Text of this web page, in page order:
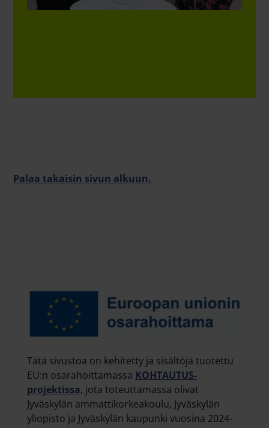
Palaa takaisin sivun alkuun.
Tätä sivustoa on kehitetty ja sisältöjä tuotettu
EU:n osarahoittamassa KOHTAUTUS-
projektissa, jota toteuttamassa olivat
Jyväskylän ammattikorkeakoulu, Jyväskylän
yliopisto ja Jyväskylän kaupunki vuosina 2024-